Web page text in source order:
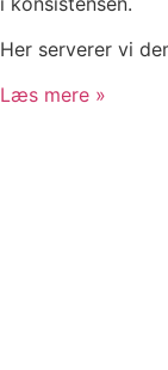
Her serverer vi
Læs mere »